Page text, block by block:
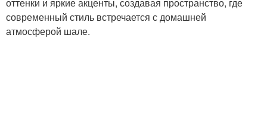
современный стиль встречается с домашней
атмосферой шале.